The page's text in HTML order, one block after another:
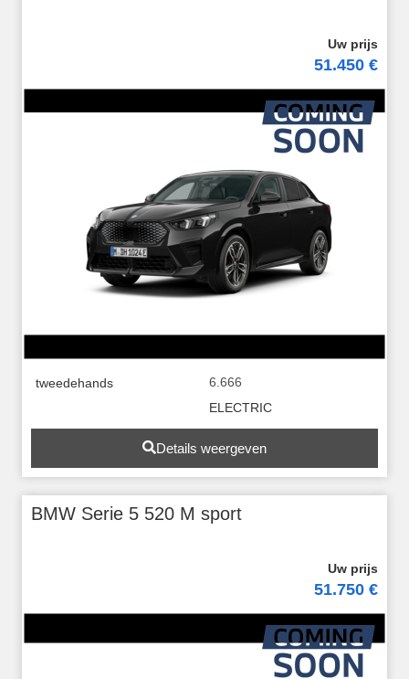
51.450 €
tweedehands
6.666
ELECTRIC
Details weergeven
BMW Serie 5 520 M sport
51.750 €